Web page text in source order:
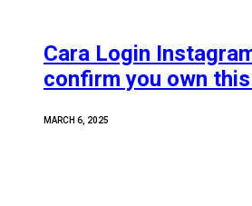
Cara Login
confirm you own
MARCH 6, 2025